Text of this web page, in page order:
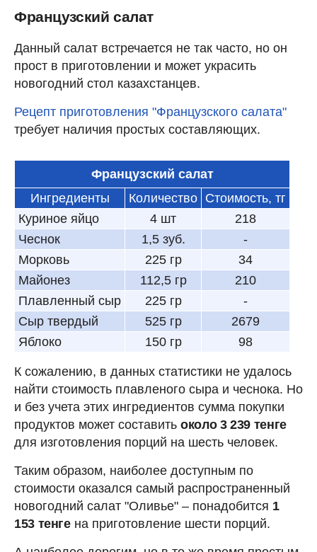
Французский салат
Данный салат встречается не так часто, но он
прост в приготовлении и может украсить
новогодний стол казахстанцев.
Рецепт приготовления "Французского салата"
требует наличия простых составляющих.
Французский салат
Ингредиенты
Количество Стоимость, тг
Куриное яйцо
4 шт
218
Чеснок
1,5 зуб.
-
Морковь
225 гр
34
Майонез
112,5 гр
210
Плавленный сыр
225 гр
-
Сыр твердый
525 гр
2679
Яблоко
150 гр 98
К сожалению, в данных статистики не удалось
найти стоимость плавленого сыра и чеснока. Но
и без учета этих ингредиентов сумма покупки
продуктов может составить около 3 239 тенге
для изготовления порций на шесть человек.
Таким образом, наиболее доступным по
стоимости оказался самый распространенный
новогодний салат "Оливье" – понадобится 1
153 тенгена приготовление шести порций.